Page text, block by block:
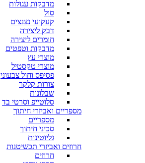
מדבקות עגולות
סול
קעקועי נצנצים
דבק ליצירה
חומרים ליצירה
מדבקות וטפטים
מוצרי עץ
מוצרי טקסטיל
פסיפס וחול צבעוני
צורות קלקר
שבלונות
סלוטייפ וסרטי בד
מספריים ואביזרי חיתוך
מספריים
סכיני חיתוך
גליוטינות
חרוזים ואביזרי תכשיטנות
חרוזים